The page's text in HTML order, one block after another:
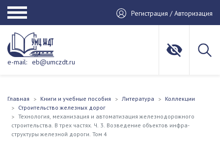
Регистрация / Авторизация
e-mail: eb@umczdt.ru
Главная Книги и учебные пособия Литература
Коллекции
Строительство железных дорог
Технология, механизация и автоматизация железнодорожного
строительства. В трех частях. Ч. 3. Возведение объектов инфра-
структуры железной дороги. Том 4